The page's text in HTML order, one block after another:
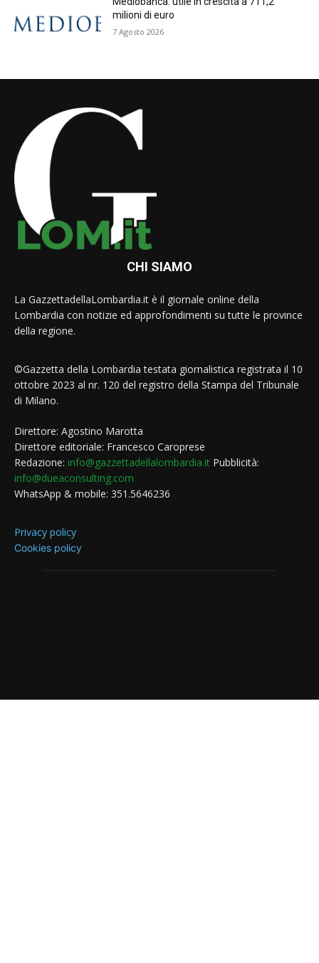
milioni di euro
7 Agosto 2026
CHI SIAMO
La GazzettadellaLombardia.it è il giornale online della
Lombardia con notizie ed approfondimenti su tutte le province
della regione.
©Gazzetta della Lombardia testata giornalistica registrata il 10
ottobre 2023 al nr. 120 del registro della Stampa del Tribunale
di Milano.
Direttore: Agostino Marotta
Direttore editoriale: Francesco Caroprese
Redazione: info@gazzettadellalombardia.it Pubblicità:
info@dueaconsulting.com
WhatsApp & mobile: 351.5646236
Privacy policy
Cookies policy